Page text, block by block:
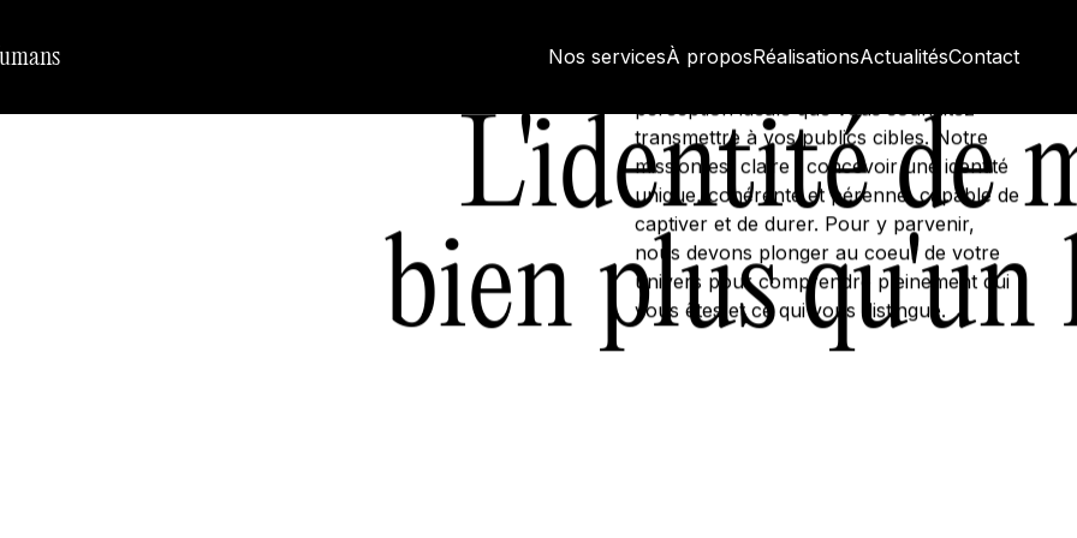
Nos servicesÀ proposRéalisationsActualitésContact
L'identité de
bien plus qu'un
visuel. Elle est le reflet vivant de votre
perception idéale que vous souhaitez
transmettre à vos publics cibles. Notre
mission est claire : concevoir une identité
unique, cohérente et pérenne, capable de
captiver et de durer. Pour y parvenir,
nous devons plonger au coeur de votre
univers pour comprendre pleinement qui
vous êtes et ce qui vous distingue.